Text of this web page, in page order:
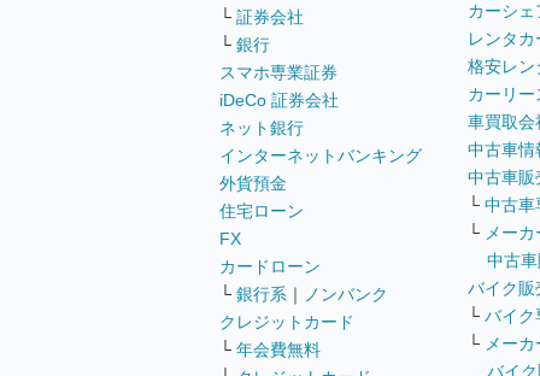
└ 証券会社
└ 銀行
スマホ専業証券
iDeCo 証券会社
ネット銀行
インターネットバンキング
外貨預金
住宅ローン
FX
カードローン
└ 銀行系 ｜
ノンバンク
クレジットカード
└ 年会費無料
カーシ
レンタカ
格安レン
カーリー
車買取会
中古車情
中古車販
└ 中古車
└ メー
中古車
バイク販
└ バイク
└ メー
バイク